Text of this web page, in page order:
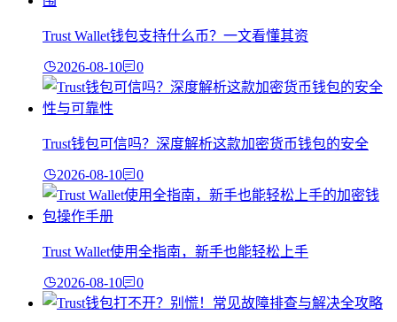
Trust Wallet钱包支持什么币？一文看懂其资
2026-08-10 0
Trust钱包可信吗？深度解析这款加密货币钱包的安全
2026-08-10 0
Trust Wallet使用全指南，新手也能轻松上手
2026-08-10 0